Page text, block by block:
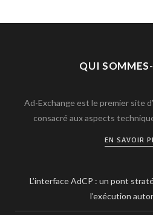
QUI
Ad-Exchange est le premier site
consacré aux aspects
EN SAVOIR
L’interface AdCP : un pont
l’exécution